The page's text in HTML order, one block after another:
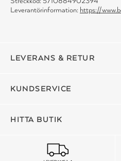
Leverantörinformation: https://
LEVERANS & RETUR
KUNDSERVICE
HITTA BUTIK